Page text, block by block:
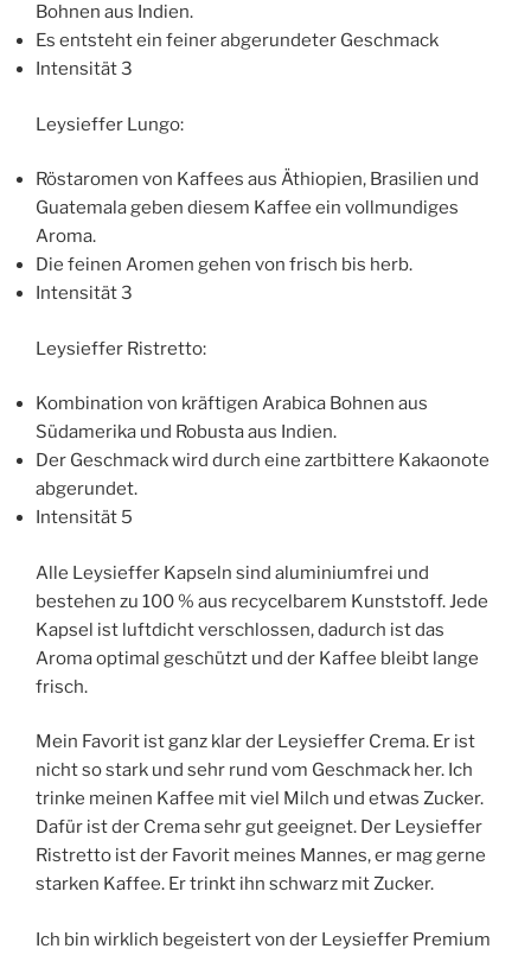
Bohnen aus Indien.
Es entsteht ein feiner abgerundeter Geschmack
Intensität 3
Leysieffer Lungo:
Röstaromen von Kaffees aus Äthiopien, Brasilien und
Guatemala geben diesem Kaffee ein vollmundiges
Aroma.
Die feinen Aromen gehen von frisch bis herb.
Intensität 3
Leysieffer Ristretto:
Kombination von kräftigen Arabica Bohnen aus
Südamerika und Robusta aus Indien.
Der Geschmack wird durch eine zartbittere Kakaonote
abgerundet.
Intensität 5
Alle Leysieffer Kapseln sind aluminiumfrei und
bestehen zu 100 % aus recycelbarem Kunststoff. Jede
Kapsel ist luftdicht verschlossen, dadurch ist das
Aroma optimal geschützt und der Kaffee bleibt lange
frisch.
Mein Favorit ist ganz klar der Leysieffer Crema. Er ist
nicht so stark und sehr rund vom Geschmack her. Ich
trinke meinen Kaffee mit viel Milch und etwas Zucker.
Dafür ist der Crema sehr gut geeignet. Der Leysieffer
Ristretto ist der Favorit meines Mannes, er mag gerne
starken Kaffee. Er trinkt ihn schwarz mit Zucker.
Ich bin wirklich begeistert von der Leysieffer Premium